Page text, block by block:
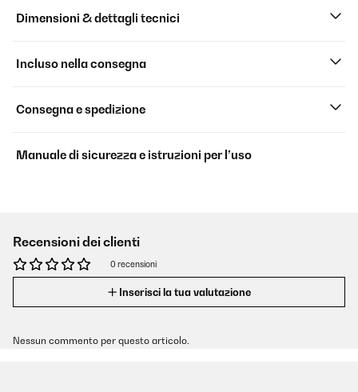
Dimensioni & dettagli tecnici
Incluso nella consegna
Consegna e spedizione
Manuale di sicurezza e istruzioni per l’uso
Recensioni dei clienti
0 recensioni
Inserisci la tua valutazione
Nessun commento per questo articolo.